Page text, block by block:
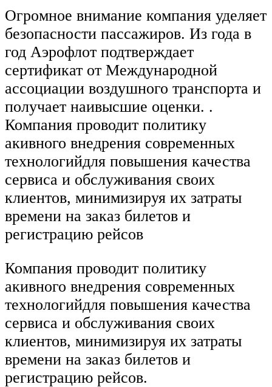
Огромное внимание компания уделяет
безопасности пассажиров. Из года в
год Аэрофлот подтверждает
сертификат от Международной
ассоциации воздушного транспорта и
получает наивысшие оценки. .
Компания проводит политику
акивного внедрения современных
технологийдля повышения качества
сервиса и обслуживания своих
клиентов, минимизируя их затраты
времени на заказ билетов и
регистрацию рейсов
Компания проводит политику
акивного внедрения современных
технологийдля повышения качества
сервиса и обслуживания своих
клиентов, минимизируя их затраты
времени на заказ билетов и
регистрацию рейсов.